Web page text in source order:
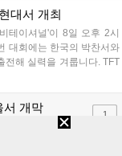
하는 성과를 냈습니
이드커넥트는 이를
방침입니다....
대서 개최
테이셔널'이 8일 오후 2시
대회에는 한국의 박찬서와
전해 실력을 겨룹니다. TFT
한 대회 구조를 가지며, 누
험과 공연 등 다양한 즐길
서도 행사가 이어질 예정입
서 개막
대 규모의 TFT 오프
1